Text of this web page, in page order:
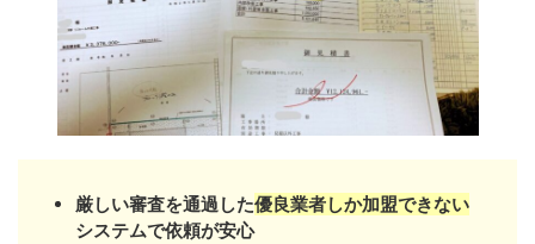
厳しい審査を通過した優良業者しか加盟できない
システムで依頼が安心